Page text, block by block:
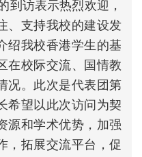
到访表示热烈欢迎，
、支持我校的建设发
绍我校香港学生的基
在校际交流、国情教
况。此次是代表团第
希望以此次访问为契
源和学术优势，加强
，拓展交流平台，促